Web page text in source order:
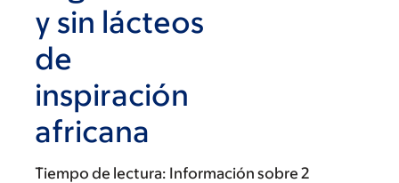
y sin lácteos
de
inspiración
africana
Tiempo de lectura: Información sobre 2